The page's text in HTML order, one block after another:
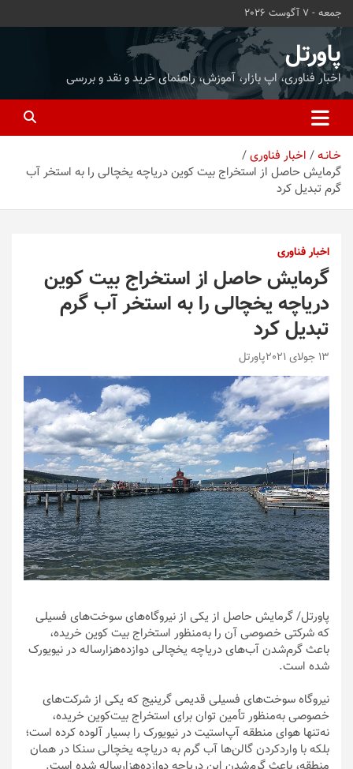
محتوا
بروید
جمعه - 7 آگوست 2026
پاورتل
اخبار فناوری، اپ بازار، آموزش، راهنمای خرید و نقد و بررسی
خـانـه
اخبار فناوری
گرمایش حاصل از استخراج بیت کوین دریاچه یخچالی را به استخر آب
گرم تبدیل کرد
اخبار فناوری
گرمایش حاصل از استخراج بیت کوین
دریاچه یخچالی را به استخر آب گرم
تبدیل کرد
13 جولای 2021 پاورتل
پاورتل/ گرمایش حاصل از یکی از نیروگاه‌های سوخت‌های فسیلی
که شرکتی خصوصی آن را به‌منظور استخراج بیت کوین خریده،
باعث گرم‌شدن آب‌های دریاچه یخچالی دوازده‌هزارساله در نیویورک
شده است.
نیروگاه سوخت‌های فسیلی قدیمی گرینیج که یکی از شرکت‌های
خصوصی به‌منظور تأمین توان برای استخراج بیت‌کوین خریده،
نه‌تنها هوای منطقه آپ‌استیت در نیویورک را بسیار آلوده کرده است؛
بلکه با واردکردن گالن‌ها آب گرم به دریاچه یخچالی سنکا در همان